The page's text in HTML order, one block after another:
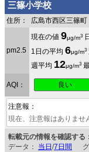
三篠小学校
住所： 広島市西区三篠町
pm2.5
現在の値 9μg/m3
1日の平均 6μg/m3
週平均 12μg/m3
AQI： 良い
注意報：
現在、注意報はありませ
転載元の情報を確認する
データ： 当日 /7日間 グ